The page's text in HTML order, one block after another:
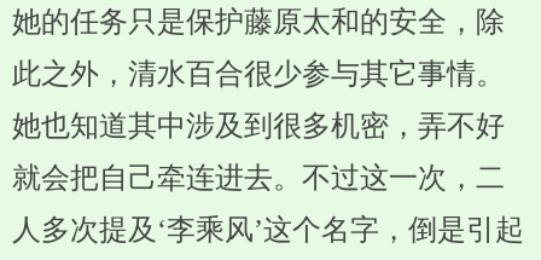
她的任务只是保护藤原太和的安全，除
此之外，清水百合很少参与其它事情。
她也知道其中涉及到很多机密，弄不好
就会把自己牵连进去。不过这一次，二
人多次提及‘李乘风’这个名字，倒是引起